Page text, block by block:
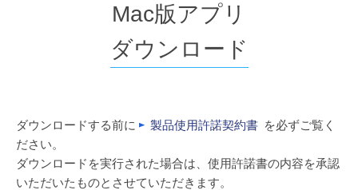
Mac版アプリ
ダウンロード
ダウンロードする前に 製品使用許諾契約書 を必ずご覧く
ださい。
ダウンロードを実行された場合は、使用許諾書の内容を承認
いただいたものとさせていただきます。